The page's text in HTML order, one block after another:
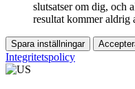
slutsatser om dig, och
resultat kommer aldrig
Spara inställningar
Integritetspolicy